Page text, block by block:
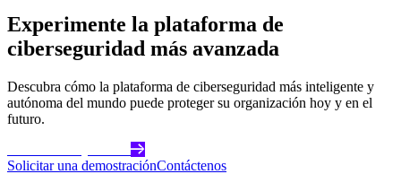
Experimente la plataforma de
ciberseguridad más avanzada
Descubra cómo la plataforma de ciberseguridad más inteligente y
autónoma del mundo puede proteger su organización hoy y en el
futuro.
Solicitar una demostraciónContáctenos